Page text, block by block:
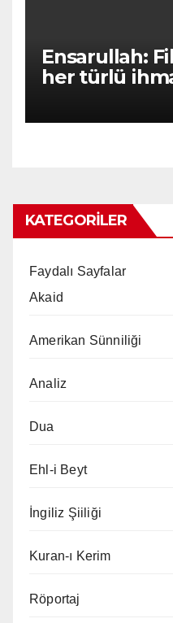
Ensarullah:
her türlü
KATEGORILER
Faydalı Sayfalar
Akaid
Amerikan Sünniliği
Analiz
Dua
Ehl-i Beyt
İngiliz Şiiliği
Kuran-ı Kerim
Röportaj